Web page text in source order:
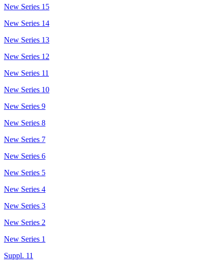
New Series 15
New Series 14
New Series 13
New Series 12
New Series 11
New Series 10
New Series 9
New Series 8
New Series 7
New Series 6
New Series 5
New Series 4
New Series 3
New Series 2
New Series 1
Suppl. 11